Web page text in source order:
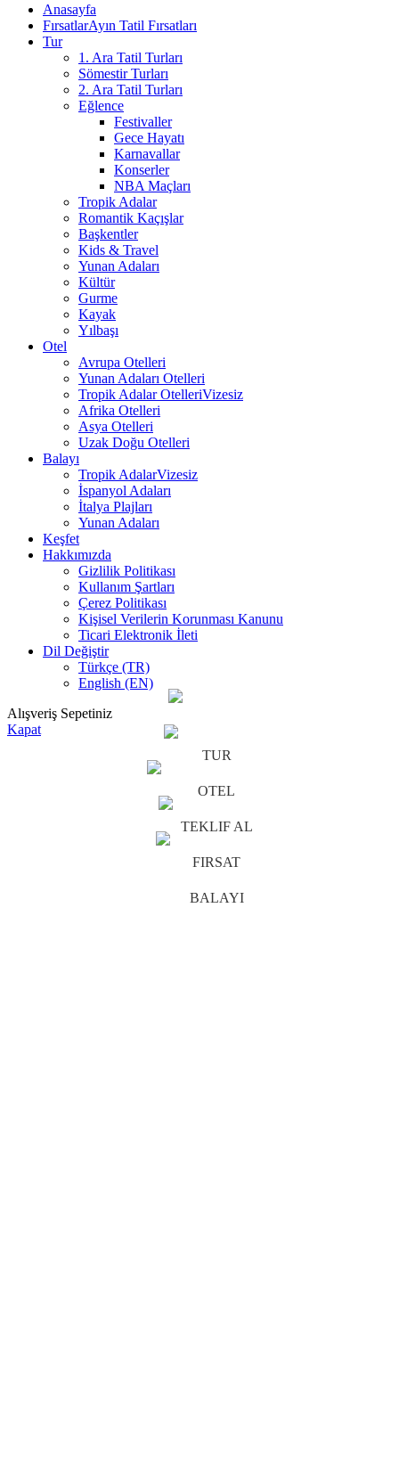
Anasayfa
FırsatlarAyın Tatil Fırsatları
Tur
1. Ara Tatil Turları
Sömestir Turları
2. Ara Tatil Turları
Eğlence
Festivaller
Gece Hayatı
Karnavallar
Konserler
NBA Maçları
Tropik Adalar
Romantik Kaçışlar
Başkentler
Kids & Travel
Yunan Adaları
Kültür
Gurme
Kayak
Yılbaşı
Otel
Avrupa Otelleri
Yunan Adaları Otelleri
Tropik Adalar OtelleriVizesiz
Afrika Otelleri
Asya Otelleri
Uzak Doğu Otelleri
Balayı
Tropik AdalarVizesiz
İspanyol Adaları
İtalya Plajları
Yunan Adaları
Keşfet
Hakkımızda
Gizlilik Politikası
Kullanım Şartları
Çerez Politikası
Kişisel Verilerin Korunması Kanunu
Ticari Elektronik İleti
Dil Değiştir
Türkçe (TR)
English (EN)
Alışveriş Sepetiniz
Kapat
TUR
OTEL
TEKLIF AL
FIRSAT
BALAYI